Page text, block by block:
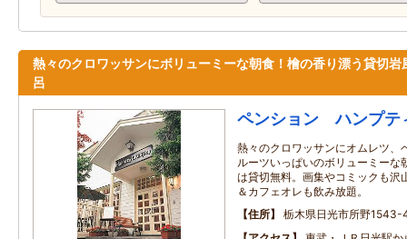
熱々のクロワッサンにボリューミーな朝食！檜の香り漂う貸切岩
呂
ペンション ハンプテ
熱々のクロワッサンにオムレツ、
ルーツいっぱいのボリューミーな
は貸切無料。画集やコミックも沢
＆カフェオレも飲み放題。
住所
栃木県日光市所野1543-